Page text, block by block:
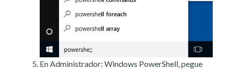
En Administrador: Windows PowerShell, pegue